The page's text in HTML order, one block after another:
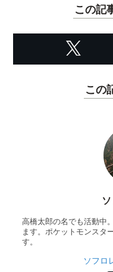
この記
この
高橋太郎の名でも活動中
ます。ポケットモンスタ
す。
ソフロ